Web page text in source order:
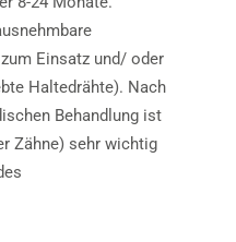
Einsatz und/ oder
Haltedrähte). Nach
Behandlung ist
Zähne) sehr wichtig